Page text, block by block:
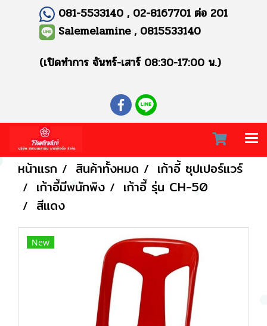
081-5533140 , 02-8167701 ต่อ 201
Salemelamine , 0815533140
(เปิดทำการ จันทร์-เสาร์ 08:30-17:00 น.)
หน้าแรก สินค้าทั้งหมด
เก้าอี้ ซุปเปอร์แวร์
เก้าอี้มีพนักพิง
เก้าอี้ รุ่น CH-50
สีแดง
New